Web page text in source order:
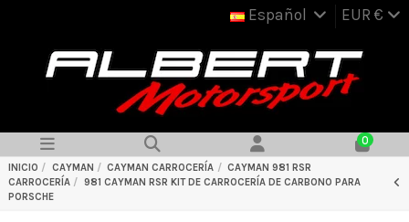
Español EUR €
0
INICIO CAYMAN CAYMAN CARROCERÍA
CAYMAN 981 RSR
CARROCERÍA
981 CAYMAN RSR KIT DE CARROCERÍA DE CARBONO PARA
PORSCHE